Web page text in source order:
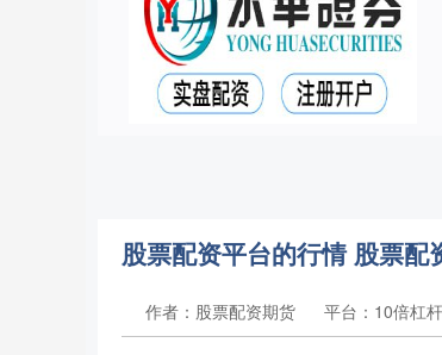
股票配资平台的行情 股票
作者：股票配资期货 平台：10倍杠